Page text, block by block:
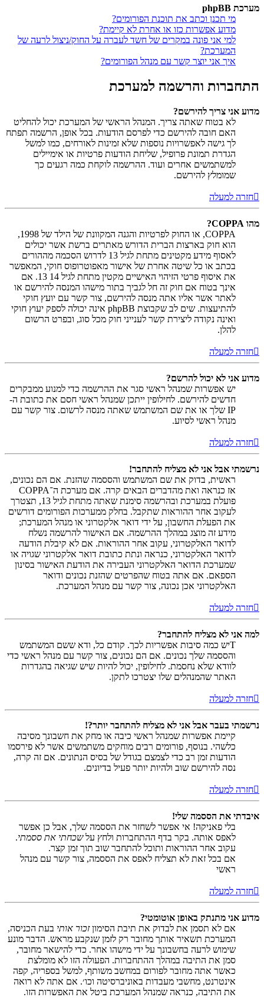
מערכת phpBB
מי תכנן וכתב את תוכנת הפורומים?
מדוע אפשרות כזו או אחרת לא קיימת?
למי אני פונה במקרים של חשד לעברה על החוק/ניצול לרעה של
המערכת?
איך אני יוצר קשר עם מנהל הפורומים?
התחברות והרשמה למערכת
מדוע אני צריך להירשם?
לא בטוח שאתה צריך. המנהל הראשי של המערכת יכול להחליט
האם חובה להירשם כדי לפרסם הודעות. בכל אופן, הרשמה תפתח
לך גישה לאפשרויות נוספות שלא זמינות לאורחים, כמו למשל
הגדרת תמונת פרופיל, שליחת הודעות פרטיות או אימיילים
למשתמשים אחרים ועוד. ההרשמה לוקחת כמה רגעים כך
שמומלץ להירשם.
חזרה למעלה
מהו COPPA?
COPPA, או החוק לפרטיות והגנה המקוונת של הילד של 1998,
הוא חוק בארצות הברית הדורש מאתרים ברשת אשר יכולים
לאסוף מידע מקטינים מתחת לגיל 13 לדרוש הסכמה מההורים
בכתב או כל שיטה אחרת של אישור מאפוטרופוס חוקי, המאפשר
את איסוף פרטי הזיהוי האישיים מקטין מתחת לגיל 14 13. אם
אינך בטוח אם חוק זה חל לגביך בתור מישהו המנסה להירשם או
לאתר אשר אליו אתה מנסה להירשם, צור קשר עם יועץ חוקי
להתיעצות. שים לב שקבוצת phpBB אינה יכולה לספק יעוץ חוקי
ואינה נקודה ליצירת קשר לענייני חוק מכל סוג, ובפרט הרשום
להלן.
חזרה למעלה
מדוע אני לא יכול להרשם?
יש אפשרות שמנהל ראשי סגר את ההרשמה כדי למנוע ממבקרים
חדשים להירשם. לחילופין ייתכן שמנהל ראשי חסם את כתובת ה-
IP שלך או את שם המשתמש שאתה מנסה לרשום. צור קשר עם
מנהל ראשי לסיוע.
חזרה למעלה
נרשמתי אבל אני לא מצליח להתחבר!
ראשית, בדוק את שם המשתמש והססמה שהזנת. אם הם נכונים,
אז כנראה ואת מהדברים הבאים קרה. אם מערכת ה־COPPA
פועלת במערכת ובהרשמה סימנת שאתה מתחת לגיל 13, תצטרך
לעקוב אחר ההוראות שתקבל. בחלק ממערכות הפורומים דורשים
את הפעלת החשבון, על ידי דואר אלקטרוני או מנהל המערכת;
מידע זה מוצג במהלך ההרשמה. אם האישור להרשמה נשלח
לדואר האלקטרוני, עקוב אחר ההוראות. אם לא קיבלת הודעה
לדואר האלקטרוני, כנראה ונתת כתובת דואר אלקטרוני שגויה או
שמערכת הדואר האלקטרוני העבירה את הודעת האישור בסינון
הספאם. אם אתה בטוח שהפרטים שהזנת נכונים ודואר
האלקטרוני אכן נכונה, צור קשר עם מנהל המערכת.
חזרה למעלה
למה אני לא מצליח להתחבר?
Tיש כמה סיבות אפשריות לכך. קודם כל, ודא ששם המשתמש
והססמה שלך נכונים. אם הם נכונים, צור קשר עם מנהל ראשי כדי
לוודא שלא נחסמת. לחילופין, יכול להיות שיש שגיאה בהגדרות
האתר שהמנהלים שלו יצטרכו לתקן.
חזרה למעלה
נרשמתי בעבר אבל אני לא מצליח להתחבר יותר?!
קיימת אפשרות שמנהל ראשי כיבה או מחק את חשבונך מסיבה
כלשהי. בנוסף, פורומים רבים מוחקים משתמשים אשר לא פירסמו
הודעות זמן רב כדי לצמצם בגודל של בסיס הנתונים. אם זה קרה,
נסה להירשם שוב ולהיות יותר פעיל בדיונים.
חזרה למעלה
איבדתי את הססמה שלי!
בלי פאניקה! אי אפשר לשחזר את הססמה שלך, אבל כן אפשר
לאפס אותה. בקר בדף ההתחברות ולחץ עלשכחתי את ססמתי.
עקוב אחר ההוראות ותוכל להתחבר שוב תוך זמן קצר.
אם בכל זאת לא תצליח לאפס את הססמה, צור קשר עם מנהל
ראשי
חזרה למעלה
מדוע אני מתנתק באופן אוטומטי?
אם לא תסמן את לבדוק את תיבת הסימוןזכור אותי בעת הכניסה,
המערכת תשאיר אותך מחובר רק לזמן שנקבע מראש. הדבר מונע
שימוש לרעה בחשבונך על ידי מישהו אחר. כדי להישאר מחובר,
סמן את התיבה במהלך ההתחברות. הפעולה הזו לא מומלצת
כאשר אתה מחובר לפורום במחשב משותף, למשל בספריה, קפה
אינטרנט, מחשבי מעבדות באוניברסיטה וכו׳. אם אתה לא רואה
את התיבה, כנראה שמנהל המערכת ביטל את האפשרות הזו.